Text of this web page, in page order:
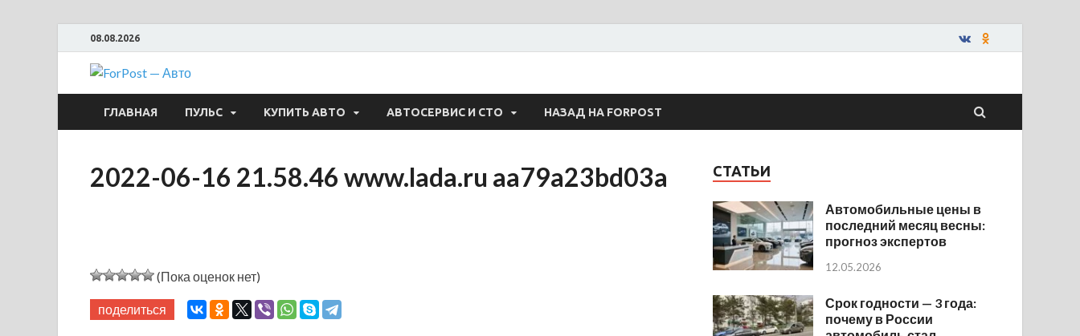
08.08.2026
ForPost — Авто
ГЛАВНАЯ ПУЛЬС КУПИТЬ АВТО АВТОСЕРВИС И СТО НАЗАД НА FORPOST
2022-06-16 21.58.46 www.lada.ru aa79a23bd03a
(Пока оценок нет)
поделиться
СТАТЬИ
Автомобильные цены в
последний месяц весны:
прогноз экспертов
12.05.2026
Срок годности — 3 года:
почему в России